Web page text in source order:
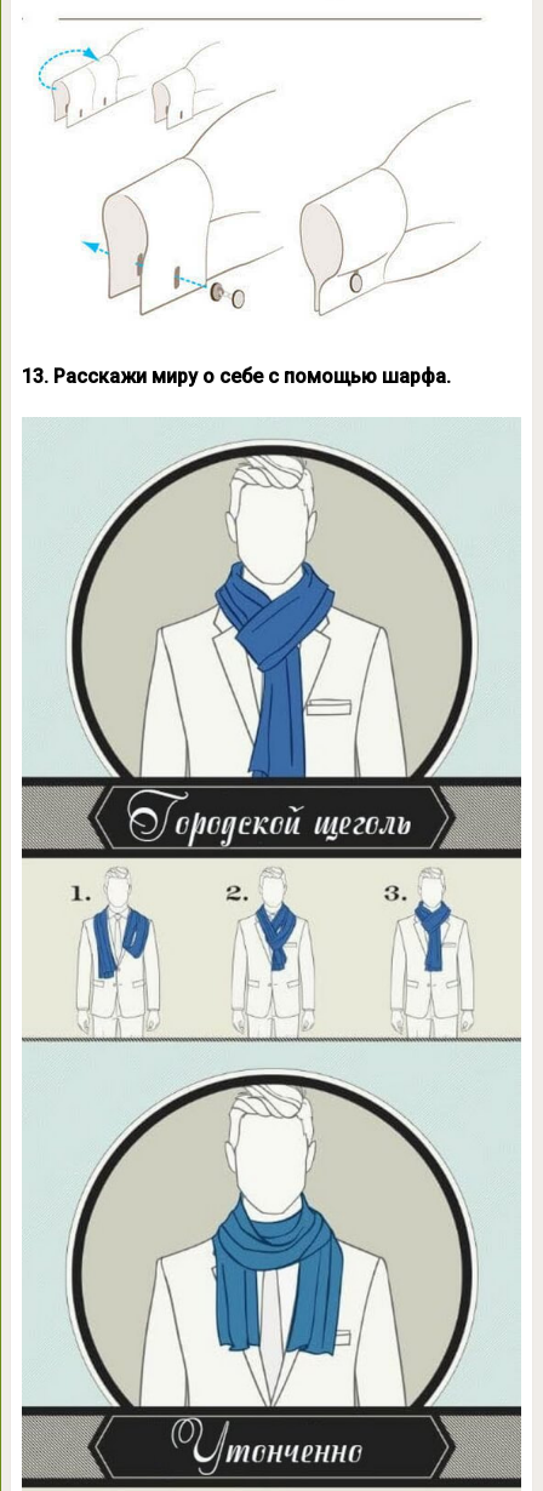
13. Расскажи миру о себе с помощью шарфа.